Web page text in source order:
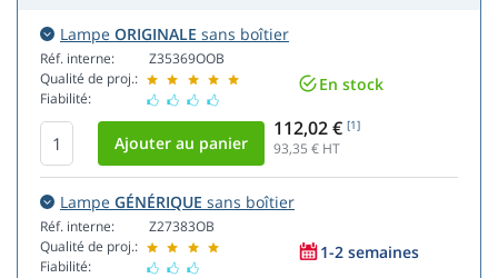
Lampe ORIGINALE sans boîtier
Réf. interne:
Qualité de proj.:
Fiabilité:
Z35369OOB
En stock
112,02 € [1]
93,35 € HT
Lampe GÉNÉRIQUE sans boîtier
Réf. interne:
Qualité de proj.:
Fiabilité:
Z27383OB
1-2 semaines